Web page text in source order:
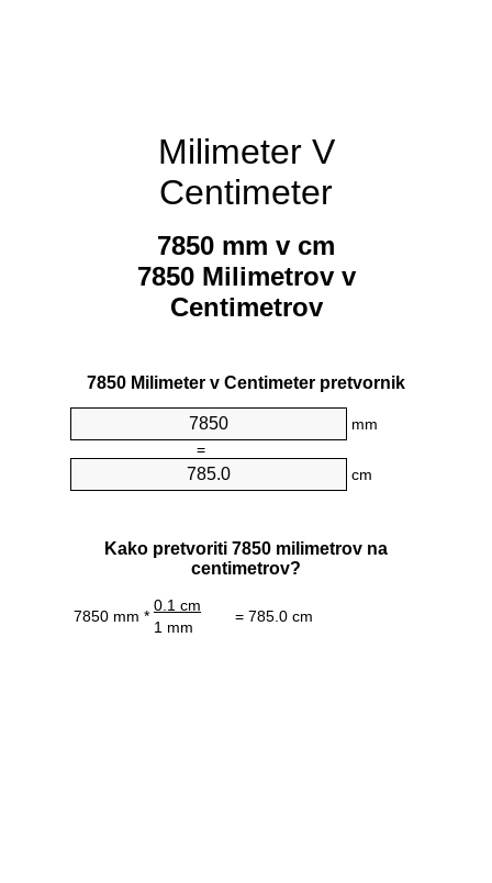
Milimeter V
Centimeter
7850 mm v cm
7850 Milimetrov v
Centimetrov
7850 Milimeter v Centimeter pretvornik
mm
=
cm
Kako pretvoriti 7850 milimetrov na
centimetrov?
7850 mm *
0.1 cm
= 785.0 cm
1 mm